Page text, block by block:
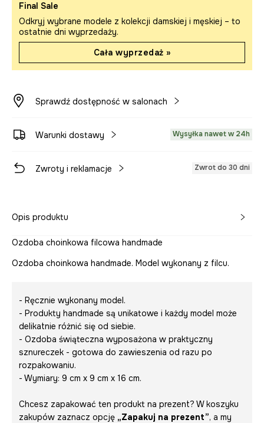
Final Sale
Odkryj wybrane modele z kolekcji damskiej i męskiej – to
ostatnie dni wyprzedaży.
Cała wyprzedaż »
Sprawdź dostępność w salonach
Warunki dostawy Wysyłka nawet w 24h
Zwroty i reklamacje Zwrot do 30 dni
Opis produktu
Ozdoba choinkowa filcowa handmade
Ozdoba choinkowa handmade. Model wykonany z filcu.
- Ręcznie wykonany model.
- Produkty handmade są unikatowe i każdy model może
delikatnie różnić się od siebie.
- Ozdoba świąteczna wyposażona w praktyczny
sznureczek - gotowa do zawieszenia od razu po
rozpakowaniu.
- Wymiary: 9 cm x 9 cm x 16 cm.
Chcesz zapakować ten produkt na prezent? W koszyku
zakupów zaznacz opcję „Zapakuj na prezent”, a my